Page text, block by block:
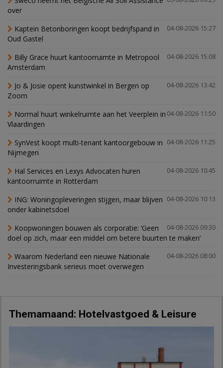
over
04-08-2026 15:27
Kaptein Betonboringen koopt bedrijfspand in
Oud Gastel
04-08-2026 15:08
Billy Grace huurt kantoorruimte in Metropool
Amsterdam
04-08-2026 13:42
Jo & Josie opent kunstwinkel in Bergen op
Zoom
04-08-2026 11:50
Normal huurt winkelruimte aan het Veerplein in
Vlaardingen
04-08-2026 11:25
SynVest koopt multi-tenant kantoorgebouw in
Nijmegen
04-08-2026 10:45
Hal Services en Lexys Advocaten huren
kantoorruimte in Rotterdam
04-08-2026 10:13
ING: Woningopleveringen stijgen, maar blijven
onder kabinetsdoel
04-08-2026 09:30
Koopwoningen bouwen als corporatie: ‘Geen
doel op zich, maar een middel om betere buurten te maken’
04-08-2026 08:00
Waarom Nederland een nieuwe Nationale
Investeringsbank serieus moet overwegen
Themamaand: Hotelvastgoed & Leisure